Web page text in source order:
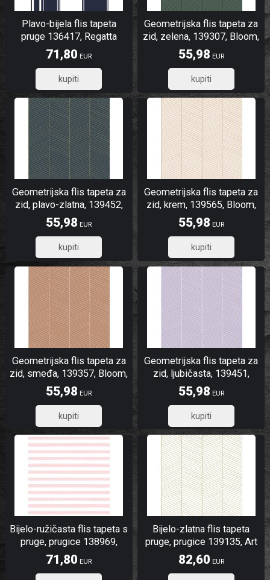
Plavo-bijela flis tapeta
pruge 136417, Regatta
Crew, Esta Home
71,80 EUR
57,44
Geometrijska flis tapeta za
zid, zelena, 139307, Bloom,
Esta Home
55,98 EUR
44,78
Geometrijska flis tapeta za
zid, plavo-zlatna, 139452,
Bloom, Esta Home
55,98 EUR
44,78
Geometrijska flis tapeta za
zid, krem, 139565, Bloom,
Esta Home
55,98 EUR
44,78
Geometrijska flis tapeta za
zid, smeđa, 139357, Bloom,
Esta Home
55,98 EUR
44,78
Geometrijska flis tapeta za
zid, ljubičasta, 139451,
Bloom, Esta Home
55,98 EUR
44,78
Bijelo-ružičasta flis tapeta s
pruge, prugice 138969,
Regatta Crew, Esta Home
71,80 EUR
Bijelo-zlatna flis tapeta
pruge, prugice 139135, Art
Deco, Esta
82,60 EUR